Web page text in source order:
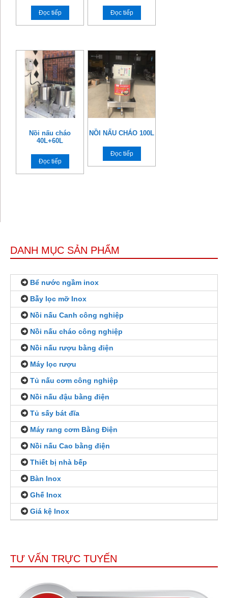
Đọc tiếp Đọc tiếp
Nồi nấu cháo
40L+60L
Đọc tiếp
NỒI NẤU CHÁO 100L
Đọc tiếp
DANH MỤC SẢN PHẨM
Bể nước ngầm inox
Bẫy lọc mỡ Inox
Nồi nấu Canh công nghiệp
Nồi nấu cháo công nghiệp
Nồi nấu rượu bằng điện
Máy lọc rượu
Tủ nấu cơm công nghiệp
Nồi nấu đậu bằng điện
Tủ sấy bát đĩa
Máy rang cơm Bằng Điện
Nồi nấu Cao bằng điện
Thiết bị nhà bếp
Bàn Inox
Ghế Inox
Giá kệ Inox
TƯ VẤN TRỰC TUYẾN